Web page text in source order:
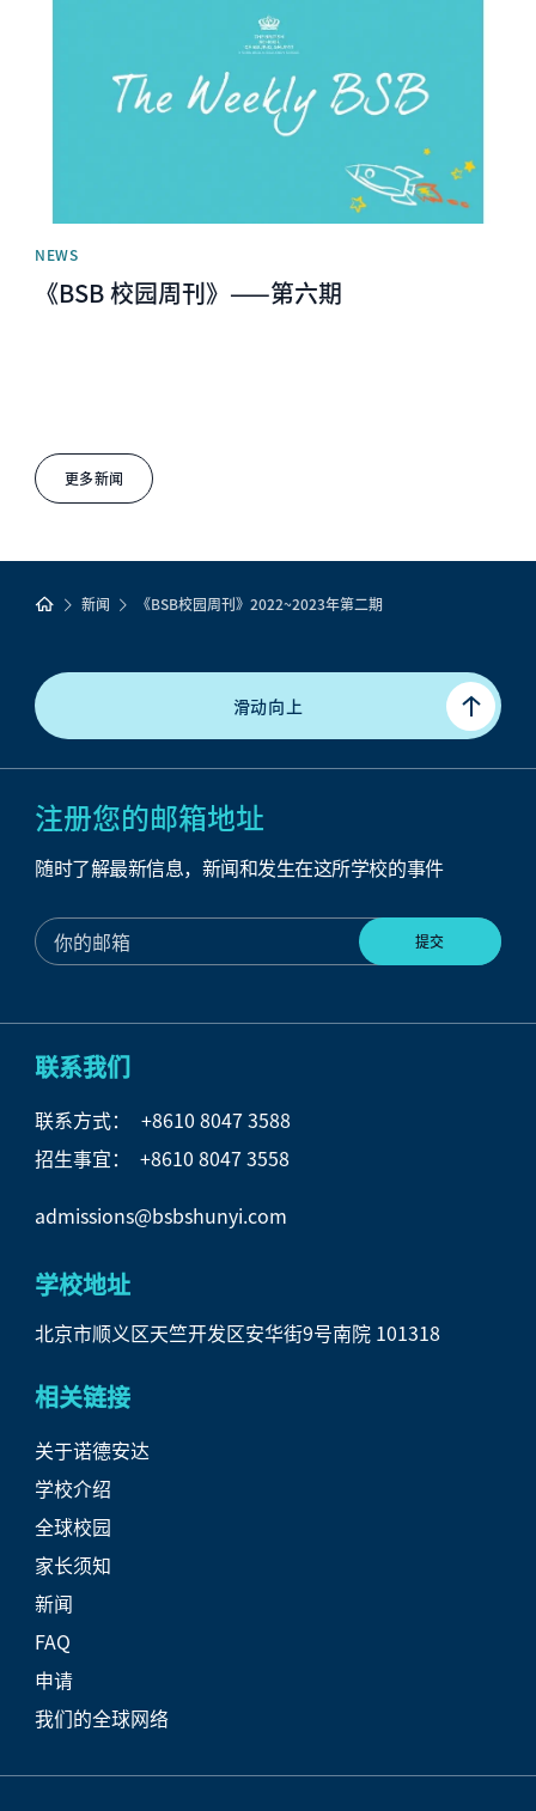
更多新闻
NEWS
《BSB 校园周刊》——第六期
新闻 《BSB校园周刊》2022~2023年第二期
滑动向上
注册您的邮箱地址
随时了解最新信息，新闻和发生在这所学校的事件
联系我们
联系方式：
+8610 8047 3588
招生事宜： +8610 8047 3558
admissions@bsbshunyi.com
学校地址
北京市顺义区天竺开发区安华街9号南院 101318
相关链接
关于诺德安达
学校介绍
全球校园
家长须知
新闻
FAQ
申请
我们的全球网络